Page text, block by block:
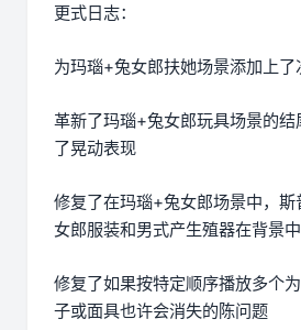
更式日志：
为玛瑙+兔女郎扶她场景添加上了
革新了玛瑙+兔女郎玩具场景的结
了晃动表现
修复了在玛瑙+兔女郎场景中，
女郎服装和男式产生殖器在背景
修复了如果按特定顺序播放多个
子或面具也许会消失的陈问题